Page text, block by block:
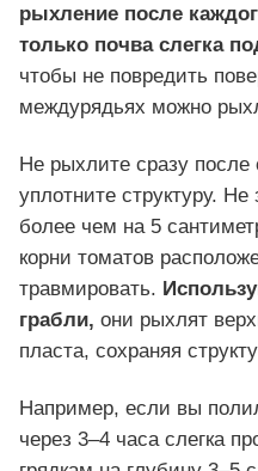
рыхление после
только почва слегка
чтобы не повредить
междурядьях можно
Не рыхлите сразу
уплотните структуру.
более чем на 5
корни томатов
травмировать.
грабли, они рыхлят
пласта, сохраняя
Например, если вы
через 3–4 часа слегка